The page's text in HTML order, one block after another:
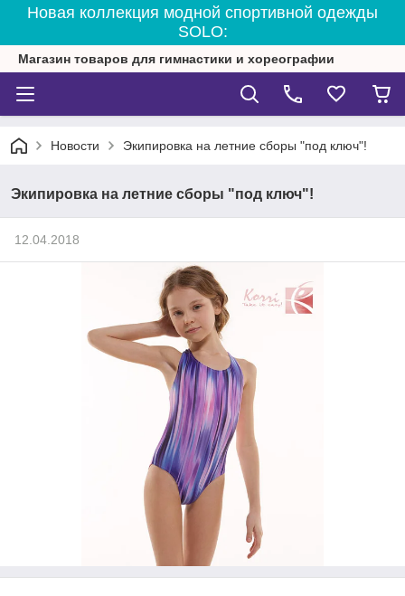
Новая коллекция модной спортивной одежды
SOLO:
Магазин товаров для гимнастики и хореографии
Новости Экипировка на летние сборы "под ключ"!
Экипировка на летние сборы "под ключ"!
12.04.2018